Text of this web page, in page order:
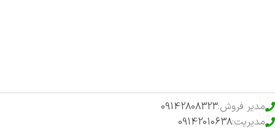
مدیر فروش:09142808323
مدیریت:09142010638